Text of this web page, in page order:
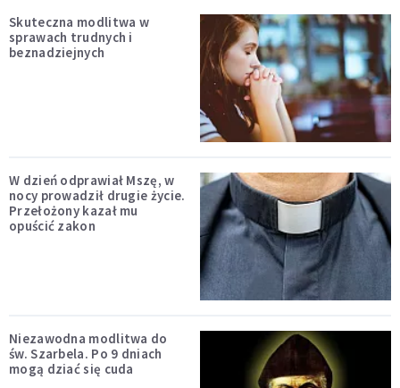
Skuteczna modlitwa w
sprawach trudnych i
beznadziejnych
W dzień odprawiał Mszę, w
nocy prowadził drugie życie.
Przełożony kazał mu
opuścić zakon
Niezawodna modlitwa do
św. Szarbela. Po 9 dniach
mogą dziać się cuda